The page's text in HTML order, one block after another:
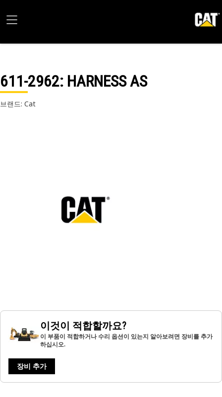
611-2962: HARNESS AS
브랜드: Cat
이것이 적합할까요?
이 부품이 적합하거나 수리 옵션이 있는지 알아보려면 장비를 추가
하십시오.
장비 추가